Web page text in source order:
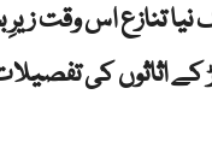
تنازع اس وقت
اثاثوں کی